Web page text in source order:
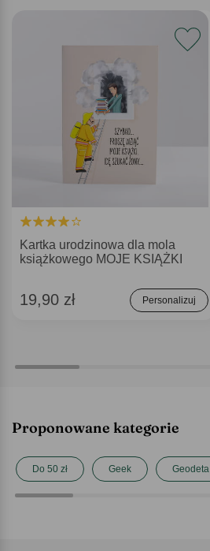
Kartka urodzinowa dla mola
książkowego MOJE KSIĄŻKI
19,90 zł Personalizuj
Proponowane kategorie
Do 50 zł Geek Geodeta